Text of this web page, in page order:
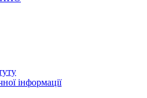
інформації